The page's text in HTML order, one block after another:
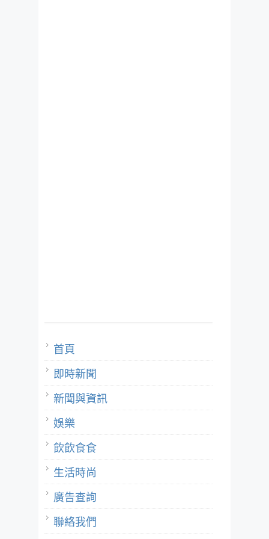
首頁
即時新聞
新聞與資訊
娛樂
飲飲食食
生活時尚
廣告查詢
聯絡我們